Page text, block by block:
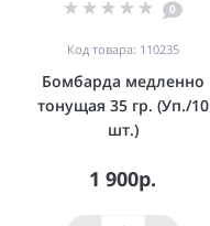
0
Код товара: 110235
Бомбарда медленно
тонущая 35 гр. (Уп./10
шт.)
1 900р.